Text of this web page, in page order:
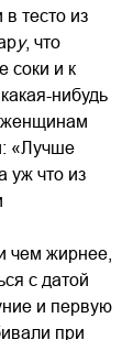
тесто из
у, что
соки и к
нибудь
женщинам
«Лучше
уж что из
чем жирнее,
с датой
и первую
при